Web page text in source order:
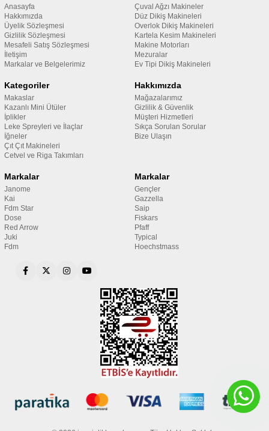
Anasayfa
Hakkımızda
Üyelik Sözleşmesi
Gizlilik Sözleşmesi
Mesafeli Satış Sözleşmesi
İletişim
Markalar ve Belgelerimiz
Çuval Ağzı Makineler
Düz Dikiş Makineleri
Overlok Dikiş Makineleri
Kartela Kesim Makineleri
Makine Motorları
Mezuralar
Ev Tipi Dikiş Makineleri
Kategoriler
Makaslar
Kazanlı Mini Ütüler
İplikler
Leke Spreyleri ve İlaçlar
İğneler
Çıt Çıt Makineleri
Cetvel ve Riga Takımları
Hakkımızda
Mağazalarımız
Gizlilik & Güvenlik
Müşteri Hizmetleri
Sıkça Sorulan Sorular
Bize Ulaşın
Markalar
Janome
Kai
Fdm Star
Dose
Red Arrow
Juki
Fdm
Markalar
Gençler
Gazzella
Saip
Fiskars
Pfaff
Typical
Hoechstmass